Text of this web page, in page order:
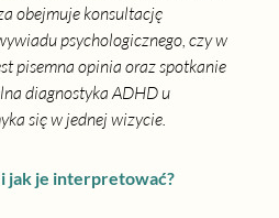
obejmuje konsultację
psychologicznego, czy w
pisemna opinia oraz spotkanie
diagnostyka ADHD u
się w jednej wizycie.
jak je interpretować?